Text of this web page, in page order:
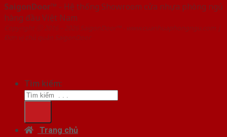
SaigonDoor™ - Hệ thống Showroom cửa nhựa phòng ngủ
hàng đầu Việt Nam
Copyright ⓒ 2016 – 2026 SaigonDoor™ - www.cuanhuaphongngu.com |
Đơn vị chủ quản SaigonDoor
Tìm kiếm:
Trang chủ